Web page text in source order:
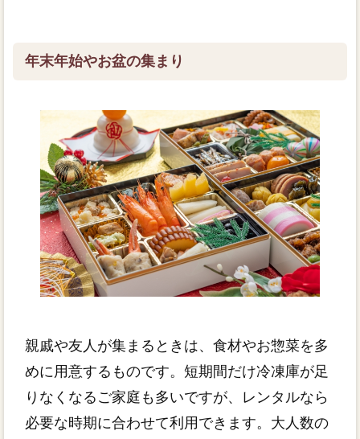
年末年始やお盆の集まり
親戚や友人が集まるときは、食材やお惣菜を多
めに用意するものです。短期間だけ冷凍庫が足
りなくなるご家庭も多いですが、レンタルなら
必要な時期に合わせて利用できます。大人数の